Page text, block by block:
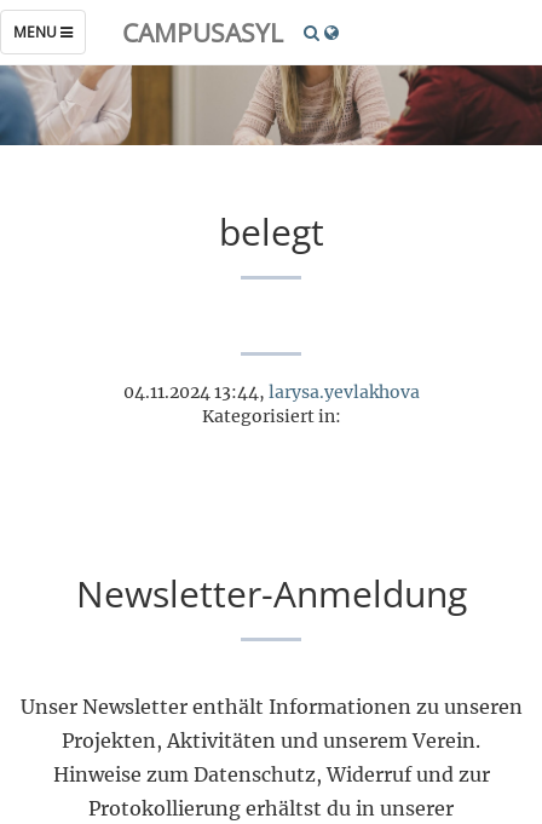
TOGGLE
NAVIGATION
MENU CAMPUSASYL
belegt
04.11.2024 13:44, larysa.yevlakhova
Kategorisiert in:
Newsletter-Anmeldung
Unser Newsletter enthält Informationen zu unseren
Projekten, Aktivitäten und unserem Verein.
Hinweise zum Datenschutz, Widerruf und zur
Protokollierung erhältst du in unserer